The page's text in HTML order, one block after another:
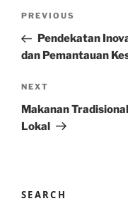
Previous
Post
PREVIOUS
Pendekatan
dan Pemantauan
Next
Post
NEXT
Makanan
Lokal
SEARCH